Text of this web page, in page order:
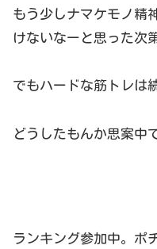
もう少しナマケモノ精
けないなーと思った次
でもハードな筋トレは
どうしたもんか思案中
ランキング参加中。ポ